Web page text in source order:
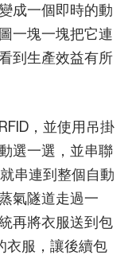
成一個即時的動
一塊一塊把它連
到生產效益有所
，並使用吊掛
選一選，並串聯
串連到整個自動
氣隧道走過一
再將衣服送到包
衣服，讓後續包